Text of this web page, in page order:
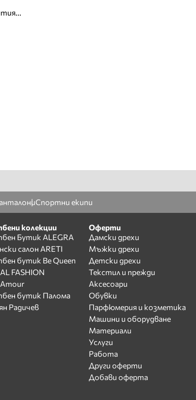
Спортни екипи
колекции
Бутик ALEGRA
салон ARETI
бутик Be Queen
FASHION
бутик Палома
Радичев
Оферти
Дамски дрехи
Мъжки дрехи
Детски дрехи
Текстил и прежди
Аксесоари
Обувки
Парфюмерия и козметика
Машини и оборудване
Материали
Услуги
Работа
Други оферти
Добави оферта